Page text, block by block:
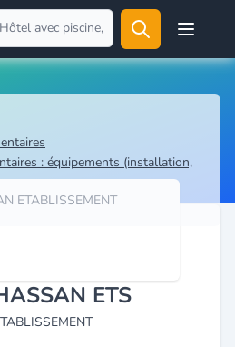
Open
: équipements (installation,
ETABLISSEMENT
ETS